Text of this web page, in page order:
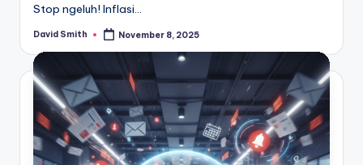
Stop ngeluh! Inflasi…
Posted
David Smith November 8, 2025